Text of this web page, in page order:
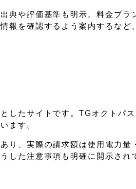
典や評価基準も明示。料金プラ
報を確認するよう案内するなど
したサイトです。TGオクトパ
ます。
り、実際の請求額は使用電力量
した注意事項も明確に開示され